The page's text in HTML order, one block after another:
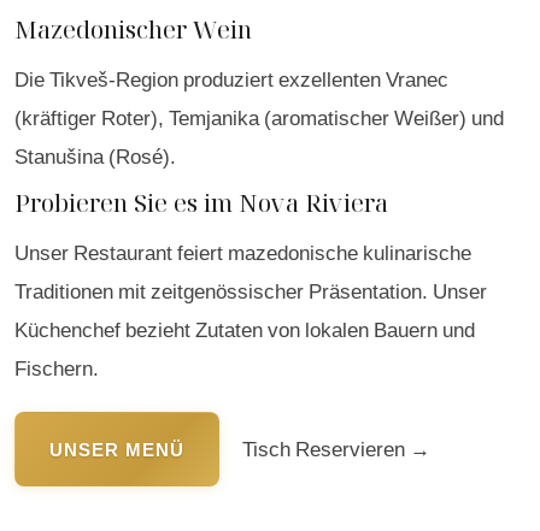
Mazedonischer Wein
Die Tikveš-Region produziert exzellenten Vranec
(kräftiger Roter), Temjanika (aromatischer Weißer) und
Stanušina (Rosé).
Probieren Sie es im Nova Riviera
Unser Restaurant feiert mazedonische kulinarische
Traditionen mit zeitgenössischer Präsentation. Unser
Küchenchef bezieht Zutaten von lokalen Bauern und
Fischern.
UNSER MENÜ Tisch Reservieren →